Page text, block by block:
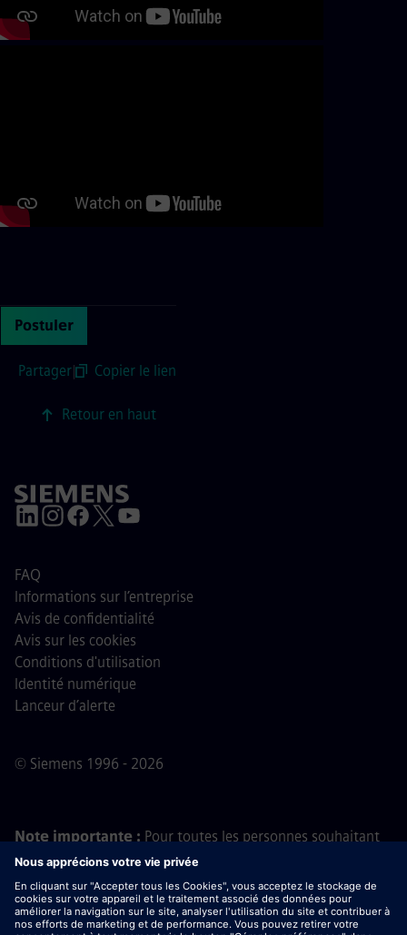
Postuler
Partager| Copier le lien
Retour en haut
© Siemens 1996 - 2026
FAQ
Informations sur l’entreprise
Avis de confidentialité
Avis sur les cookies
Conditions d'utilisation
Identité numérique
Lanceur d’alerte
Note importante : Pour toutes les personnes souhaitant
nous rejoindre, veuillez noter que Siemens ne demande
aucun frais avant, pendant ou après le processus de
candidature. Nous ne demandons pas non plus de
coordonnées bancaires ou d'informations financières